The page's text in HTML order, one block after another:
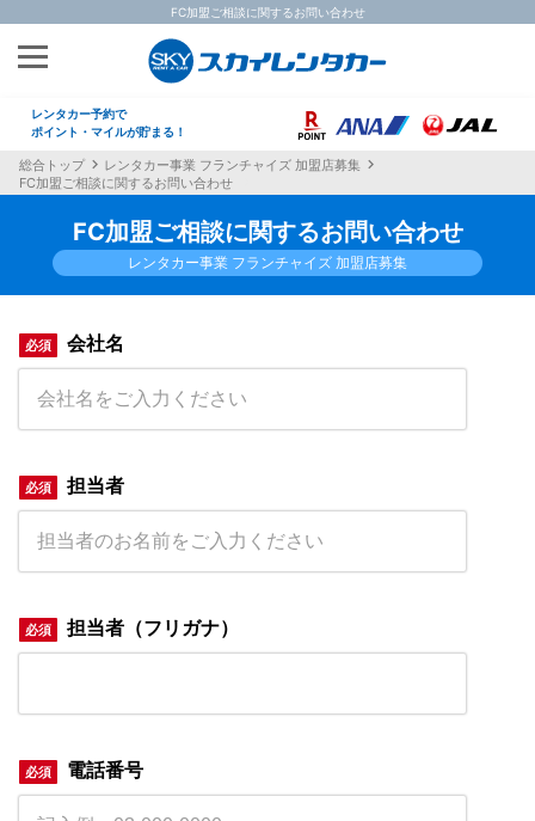
FC加盟ご相談に関するお問い合わせ
レンタカー予約で
ポイント・マイルが貯まる！
総合トップ
レンタカー事業 フランチャイズ 加盟店募集
FC加盟ご相談に関するお問い合わせ
FC加盟ご相談に関するお問い合わせ
レンタカー事業 フランチャイズ 加盟店募集
会社名
担当者
担当者（フリガナ）
電話番号